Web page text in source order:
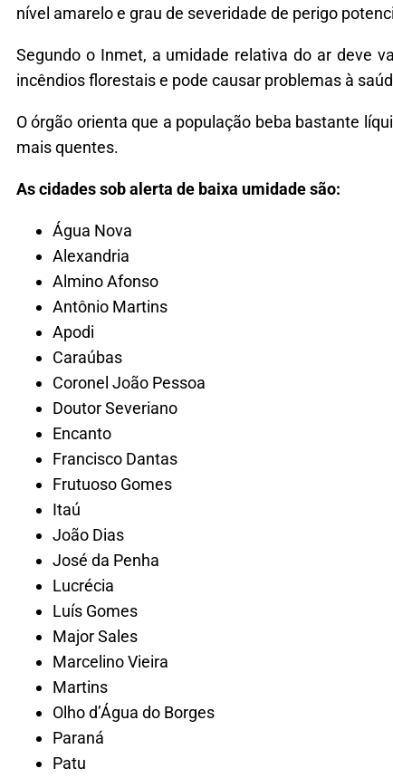
nível amarelo e grau de severidade de perigo
Segundo o Inmet, a umidade relativa do ar deve
incêndios florestais e pode causar problemas à
O órgão orienta que a população beba bastante
mais quentes.
As cidades sob alerta de baixa umidade são:
Água Nova
Alexandria
Almino Afonso
Antônio Martins
Apodi
Caraúbas
Coronel João Pessoa
Doutor Severiano
Encanto
Francisco Dantas
Frutuoso Gomes
Itaú
João Dias
José da Penha
Lucrécia
Luís Gomes
Major Sales
Marcelino Vieira
Martins
Olho d’Água do Borges
Paraná
Patu